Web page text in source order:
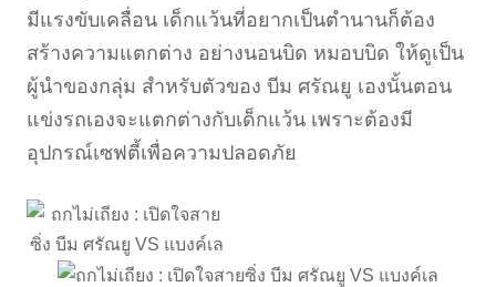
มีแรงขับเคลื่อน เด็กแว้นที่อยากเป็นตำนานก็ต้อง
สร้างความแตกต่าง อย่างนอนบิด หมอบบิด ให้ดูเป็น
ผู้นำของกลุ่ม สำหรับตัวของ บีม ศรัณยู เองนั้นตอน
แข่งรถเองจะแตกต่างกับเด็กแว้น เพราะต้องมี
อุปกรณ์เซฟตี้เพื่อความปลอดภัย